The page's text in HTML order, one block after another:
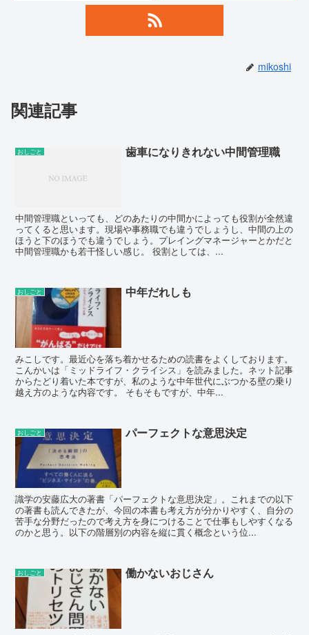
mikoshi
関連記事
おしごと 歯車になりきれない中間管理職
中間管理職といっても、どのあたりの中間かによっても役割が全然違
ってくると思います。現場や事務職でも違うでしょうし、中間の上の
ほうと下のほうでも違うでしょう。プレイングマネージャーとかだと
中間管理職かも若干怪しい感じ。 役割としては、...
おしごと 中年だれしも
みこしです。最近心を落ち着かせるための読書をよくしております。
こんかいは「ミッドライフ・クライシス」を読みました。ネット記事
からたどり着いた本ですが、私のような中年世代にぶつかる壁の乗り
越え方のような内容です。 そもそもですが、中年...
おしごと パーフェクトな意思決定
識学の安藤広大の著書「パーフェクトな意思決定」。これまでの以下
の著書も読んできたが、今回の本書も考え方が分かりやすく、自分の
苦手な分野だったので考え方を身につけることで仕事もしやすくなる
のかと思う。以下の階層別の内容を縦に貫く概念という位...
おしごと 働かないおじさん